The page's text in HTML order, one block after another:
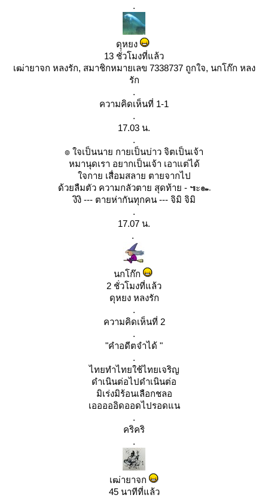
.
ดุหยง
13 ชั่วโมงที่แล้ว
เฒ่ายาจก หลงรัก, สมาชิกหมายเลข 7338737 ถูกใจ, นกโก๊ก หลง
รัก
.
ความคิดเห็นที่ 1-1
.
17.03 น.
.
๏ ใจเป็นนาย กายเป็นบ่าว จิตเป็นเจ้า
หมานุดเรา อยากเป็นเจ้า เอาแต่ได้
จกาย เสื่อมสลาย ตายจากไป
ด้วยลืมตัว ความกลัวตาย สุดท้าย - ๚ะ๛
งิงิ --- ตายห่ากันทุกคน --- จิมิ จิมิ
.
17.07 น.
.
นกโก๊ก
2 ชั่วโมงที่แล้ว
ดุหยง หลงรัก
.
ความคิดเห็นที่ 2
.
"คำอดีตจำได้ "
.
ไทยทำไทยใช้ไทยเจริญ
ดำเนินต่อไปดำเนินต่อ
มิเร่งมิร้อนเลือกชลอ
เอออออิดออดไปรอดแน
.
คริคริ
.
เฒ่ายาจก
45 นาทีที่แล้ว